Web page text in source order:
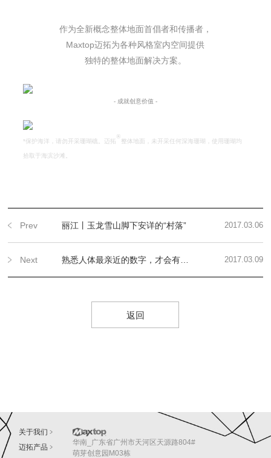
作为全新概念整体地面首倡者和传播者，
Maxtop迈拓为各种风格室内空间提供
独特的整体地面解决方案。
- 成就创意价值 -
*保护海洋，请勿开采珊瑚礁。 迈拓
®
整体地面 ，未开采任何深海珊瑚，使用珊瑚均
拾取于海滨沙滩。
Prev 丽江丨玉龙雪山脚下安详的“村落” 2017.03.06
Next 熟悉人体最亲近的数字，才会有最舒适的设计体验 2017.03.09
返回
关于我们
迈拓产品
华南_广东省广州市天河区天源路804#
萌芽创意园M03栋